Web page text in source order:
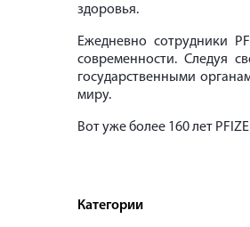
здоровья.
Ежедневно сотрудники
современности. Следуя
государственными
миру.
Вот уже более 160 лет
Категории